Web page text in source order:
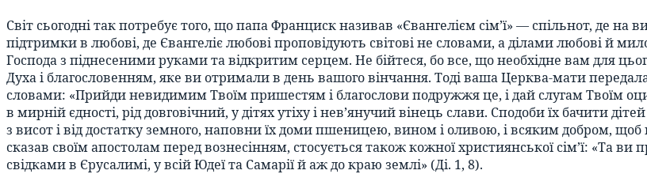
Світ сьогодні так потребує того, що папа Франциск називав «Євангелієм сім’ї» — спільнот, де на
підтримки в любові, де Євангеліє любові проповідують світові не словами, а ділами любові й
Господа з піднесеними руками та відкритим серцем. Не бійтеся, бо все, що необхідне вам для
Духа і благословенням, яке ви отримали в день вашого вінчання. Тоді ваша Церква-мати
словами: «Прийди невидимим Твоїм пришестям і благослови подружжя це, і дай слугам Твоїм
в мирній єдності, рід довговічний, у дітях утіху і нев’янучий вінець слави. Сподоби їх бачити
з висот і від достатку земного, наповни їх доми пшеницею, вином і оливою, і всяким добром,
сказав своїм апостолам перед вознесінням, стосується також кожної християнської сім’ї: «Та
свідками в Єрусалимі, у всій Юдеї та Самарії й аж до краю землі» (Ді. 1, 8).